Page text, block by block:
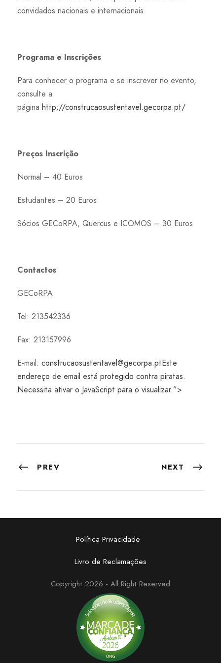
convidados nacionais e internacionais.
Programa e Inscrições
Para conhecer o programa e se inscrever no evento,
consulte a
página http://construcaosustentavel.gecorpa.pt/
Preços Inscrição
Normal – 40 Euros
Estudantes – 20 Euros
Sócios GECoRPA, Quercus e ICOMOS – 30 Euros
Contactos
GECoRPA
Tel: 213542336
Fax: 213157996
E-mail: construcaosustentavel@gecorpa.ptEste
endereço de email está protegido contra piratas.
Necessita ativar o JavaScript para o visualizar.”>
PREV NEXT
Política Privacidade
Livro de Reclamações
Copyright 2026 - All Right Reserved